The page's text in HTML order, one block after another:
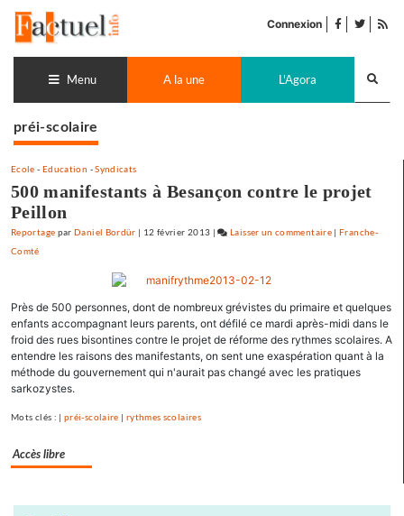
contenu
Connexion facebook
twitter
Menu A la une L'Agora
préi-scolaire
Ecole - Education -Syndicats
500 manifestants à Besançon contre le projet
Peillon
Reportage parDaniel Bordür | 12 février 2013 | Laisser un commentaire on
Besançon
contre
le
projet
|Franche-
Comté
Près de 500 personnes, dont de nombreux grévistes du primaire et quelques
enfants accompagnant leurs parents, ont défilé ce mardi après-midi dans le
froid des rues bisontines contre le projet de réforme des rythmes scolaires. A
entendre les raisons des manifestants, on sent une exaspération quant à la
méthode du gouvernement qui n'aurait pas changé avec les pratiques
sarkozystes.
Mots clés : |préi-scolaire | rythmes scolaires
Accès libre